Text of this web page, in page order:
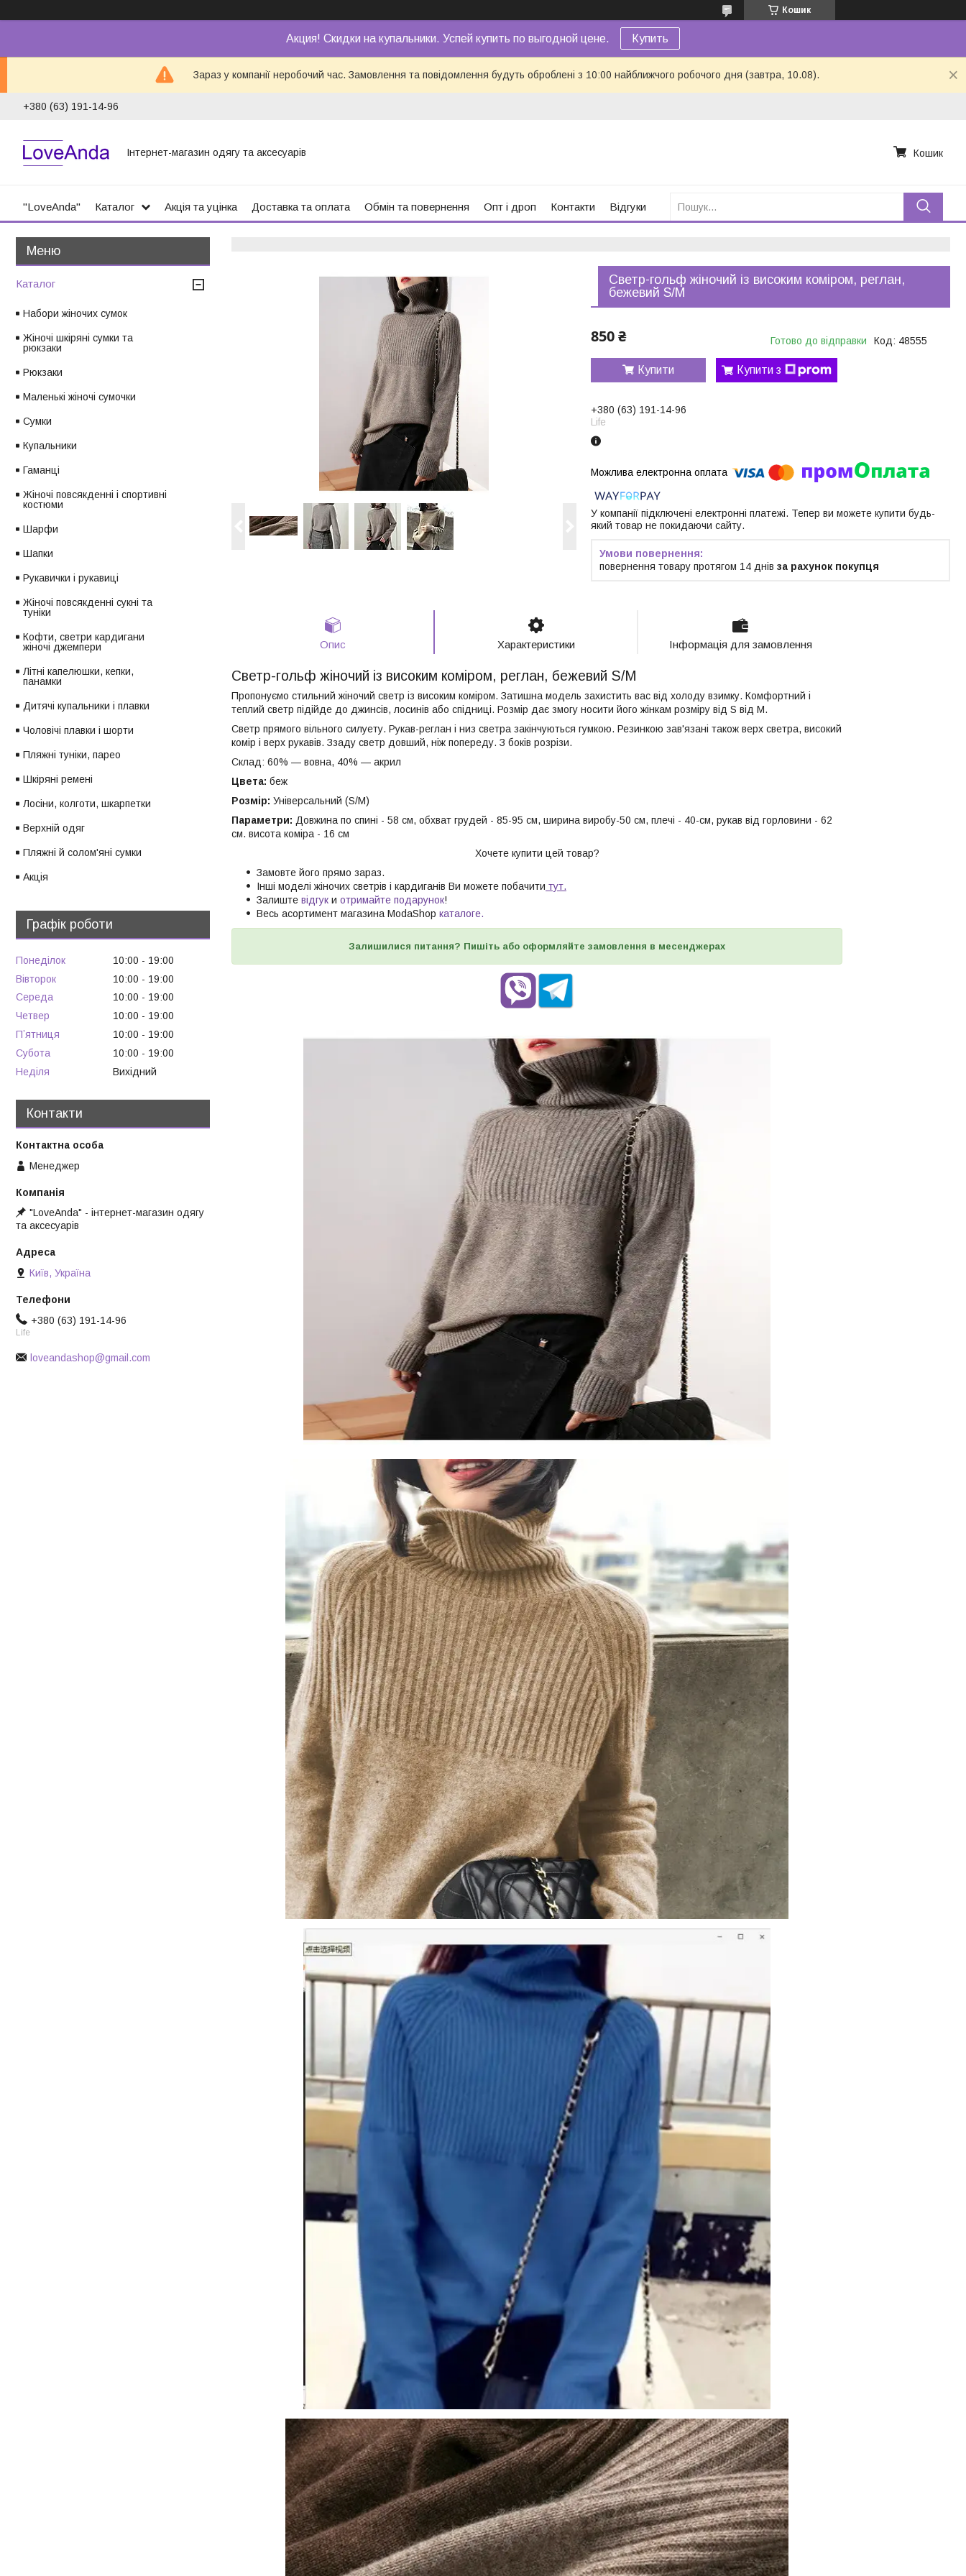
Кошик
Акция! Скидки на купальники. Успей купить по выгодной цене. Купить
Зараз у компанії неробочий час. Замовлення та повідомлення будуть оброблені з 10:00 найближчого робочого дня (завтра, 10.08).
+380 (63) 191-14-96
Інтернет-магазин одягу та аксесуарів Кошик
"LoveAnda" Каталог Акція та уцінка Доставка та оплата Обмін та повернення Опт і дроп Контакти Відгуки
Светр-гольф жіночий із високим коміром, реглан,
бежевий S/M
850 ₴ Готово до відправки Код: 48555
Купити Купити з
+380 (63) 191-14-96
Life
У компанії підключені електронні платежі. Тепер ви можете купити будь-
який товар не покидаючи сайту.
повернення товару протягом 14 днів за рахунок покупця
Опис Характеристики Інформація для замовлення
Светр-гольф жіночий із високим коміром, реглан, бежевий S/М
Пропонуємо стильний жіночий светр із високим коміром. Затишна модель захистить вас від холоду взимку. Комфортний і
теплий светр підійде до джинсів, лосинів або спідниці. Розмір дає змогу носити його жінкам розміру від S від М.
Светр прямого вільного силуету. Рукав-реглан і низ светра закінчуються гумкою. Резинкою зав'язані також верх светра, високий
комір і верх рукавів. Ззаду светр довший, ніж попереду. З боків розрізи.
Склад: 60% — вовна, 40% — акрил
Цвета: беж
Розмір: Універсальний (S/M)
Параметри: Довжина по спині - 58 см, обхват грудей - 85-95 см, ширина виробу-50 см, плечі - 40-см, рукав від горловини - 62
см. висота коміра - 16 см
Хочете купити цей товар?
Замовте його прямо зараз.
Інші моделі жіночих светрів і кардиганів Ви можете побачити тут.
Залиште відгук и отримайте подарунок!
Весь асортимент магазина ModaShop каталоге.
Залишилися питання? Пишіть або оформляйте замовлення в месенджерах
Каталог
Набори жіночих сумок
Жіночі шкіряні сумки та
рюкзаки
Рюкзаки
Маленькі жіночі сумочки
Сумки
Купальники
Гаманці
Жіночі повсякденні і спортивні
костюми
Шарфи
Шапки
Рукавички і рукавиці
Жіночі повсякденні сукні та
туніки
Кофти, светри кардигани
жіночі джемпери
Літні капелюшки, кепки,
панамки
Дитячі купальники і плавки
Чоловічі плавки і шорти
Пляжні туніки, парео
Шкіряні ремені
Лосіни, колготи, шкарпетки
Верхній одяг
Пляжні й солом'яні сумки
Акція
Графік роботи
Понеділок 10:00
19:00
Вівторок
10:00
19:00
Середа
10:00
19:00
Четвер
10:00
19:00
Пʼятниця
10:00
19:00
Субота
10:00
19:00
Неділя
Вихідний
Контакти
Менеджер
"LoveAnda" - інтернет-магазин одягу
та аксесуарів
Київ, Україна
+380 (63) 191-14-96
Life
loveandashop@gmail.com